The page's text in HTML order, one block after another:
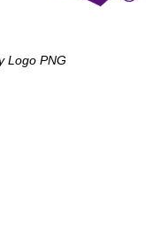
Logo PNG